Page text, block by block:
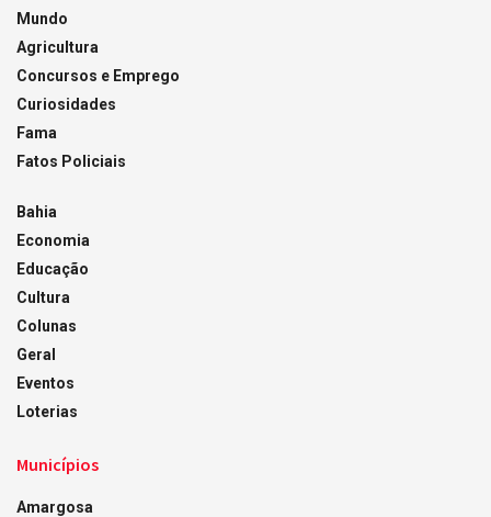
Mundo
Agricultura
Concursos e Emprego
Curiosidades
Fama
Fatos Policiais
Bahia
Economia
Educação
Cultura
Colunas
Geral
Eventos
Loterias
Municípios
Amargosa